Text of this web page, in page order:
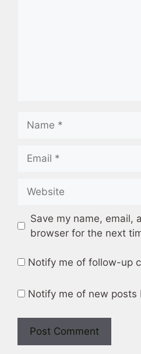
Save my name, email,
browser for the next
Notify me of follow-up
Notify me of new posts